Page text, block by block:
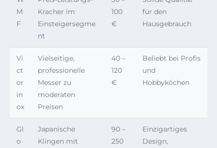
M
F
Kracher im
Einsteigersegme
nt
100
€
für den
Hausgebrauch
Vi
ct
or
in
ox
Vielseitige,
professionelle
Messer zu
moderaten
Preisen
40 –
120
€
Beliebt bei Profis
und
Hobbyköchen
Gl
o
Japanische
Klingen mit
90 –
250
Einzigartiges
Design,